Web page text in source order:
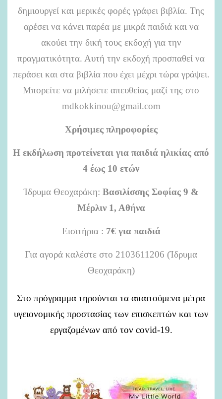
δημιουργεί και μερικές φορές γράφει βιβλία. Της
αρέσει να κάνει παρέα με μικρά παιδιά και να
ακούει την δική τους εκδοχή για την
πραγματικότητα. Αυτή την εκδοχή προσπαθεί να
περάσει και στα βιβλία που έχει μέχρι τώρα γράψει.
Μπορείτε να μιλήσετε απευθείας μαζί της στο
mdkokkinou@gmail.com
Χρήσιμες πληροφορίες
Η εκδήλωση προτείνεται για παιδιά ηλικίας από
4 έως 10 ετών
Ίδρυμα Θεοχαράκη: Βασιλίσσης Σοφίας 9 &
Μέρλιν 1, Αθήνα
Εισιτήρια : 7€ για παιδιά
Για αγορά καλέστε στο 2103611206 (Ίδρυμα
Θεοχαράκη)
Στο πρόγραμμα τηρούνται τα απαιτούμενα μέτρα
υγειονομικής προστασίας των επισκεπτών και των
εργαζομένων από τον covid-19.